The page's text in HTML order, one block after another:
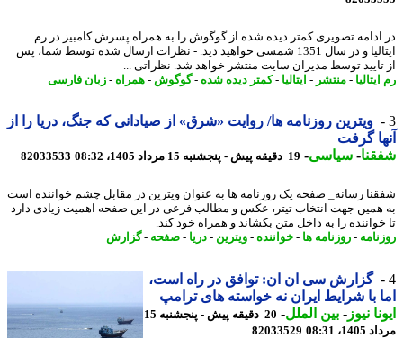
تصویری کمتر دیده شده از گوگوش را به همراه پسرش کامبیز در رم
ایتالیا و در سال 1351 شمسی خواهید دید. - نظرات ارسال شده توسط شما، پس
توسط مدیران سایت منتشر خواهد شد. نظراتی ...
-منتشر-ایتالیا -کمتر دیده شده-گوگوش-همراه- زبان فارسی
ویترین روزنامه ها/ روایت «شرق» از صیادانی که جنگ، دریا را از
گرفت
-سیاسی-19 دقیقه پیش - پنجشنبه 15 مرداد 1405، 08:32 82033533
رسانه_ صفحه یک روزنامه ها به عنوان ویترین در مقابل چشم خواننده است
جهت انتخاب تیتر، عکس و مطالب فرعی در این صفحه اهمیت زیادی دارد
را به داخل متن بکشاند و همراه خود کند.
-روزنامه ها- خواننده -ویترین- دریا-صفحه-گزارش
گزارش سی ان ان: توافق در راه است،
با شرایط ایران نه خواسته های ترامپ
نیوز-بین الملل-
20 دقیقه پیش - پنجشنبه 15
08:31
82033529